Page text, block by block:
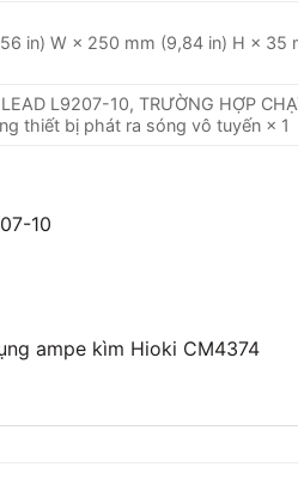
in) W × 250 mm (9,84 in) H × 35
LEAD L9207-10, TRƯỜNG HỢP
thiết bị phát ra sóng vô tuyến × 1
10
ampe kìm Hioki CM4374